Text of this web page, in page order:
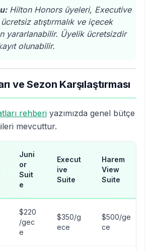
Hilton Honors üyeleri, Executive
atıştırmalık ve içecek
yararlanabilir. Üyelik ücretsizdir
olunabilir.
ve Sezon Karşılaştırması
rehberi yazımızda genel bütçe
mevcuttur.
Juni
or
Suit
e
Execut
ive
Suite
Harem
View
Suite
$220
/gec
e
$350/g
ece
$500/ge
ce